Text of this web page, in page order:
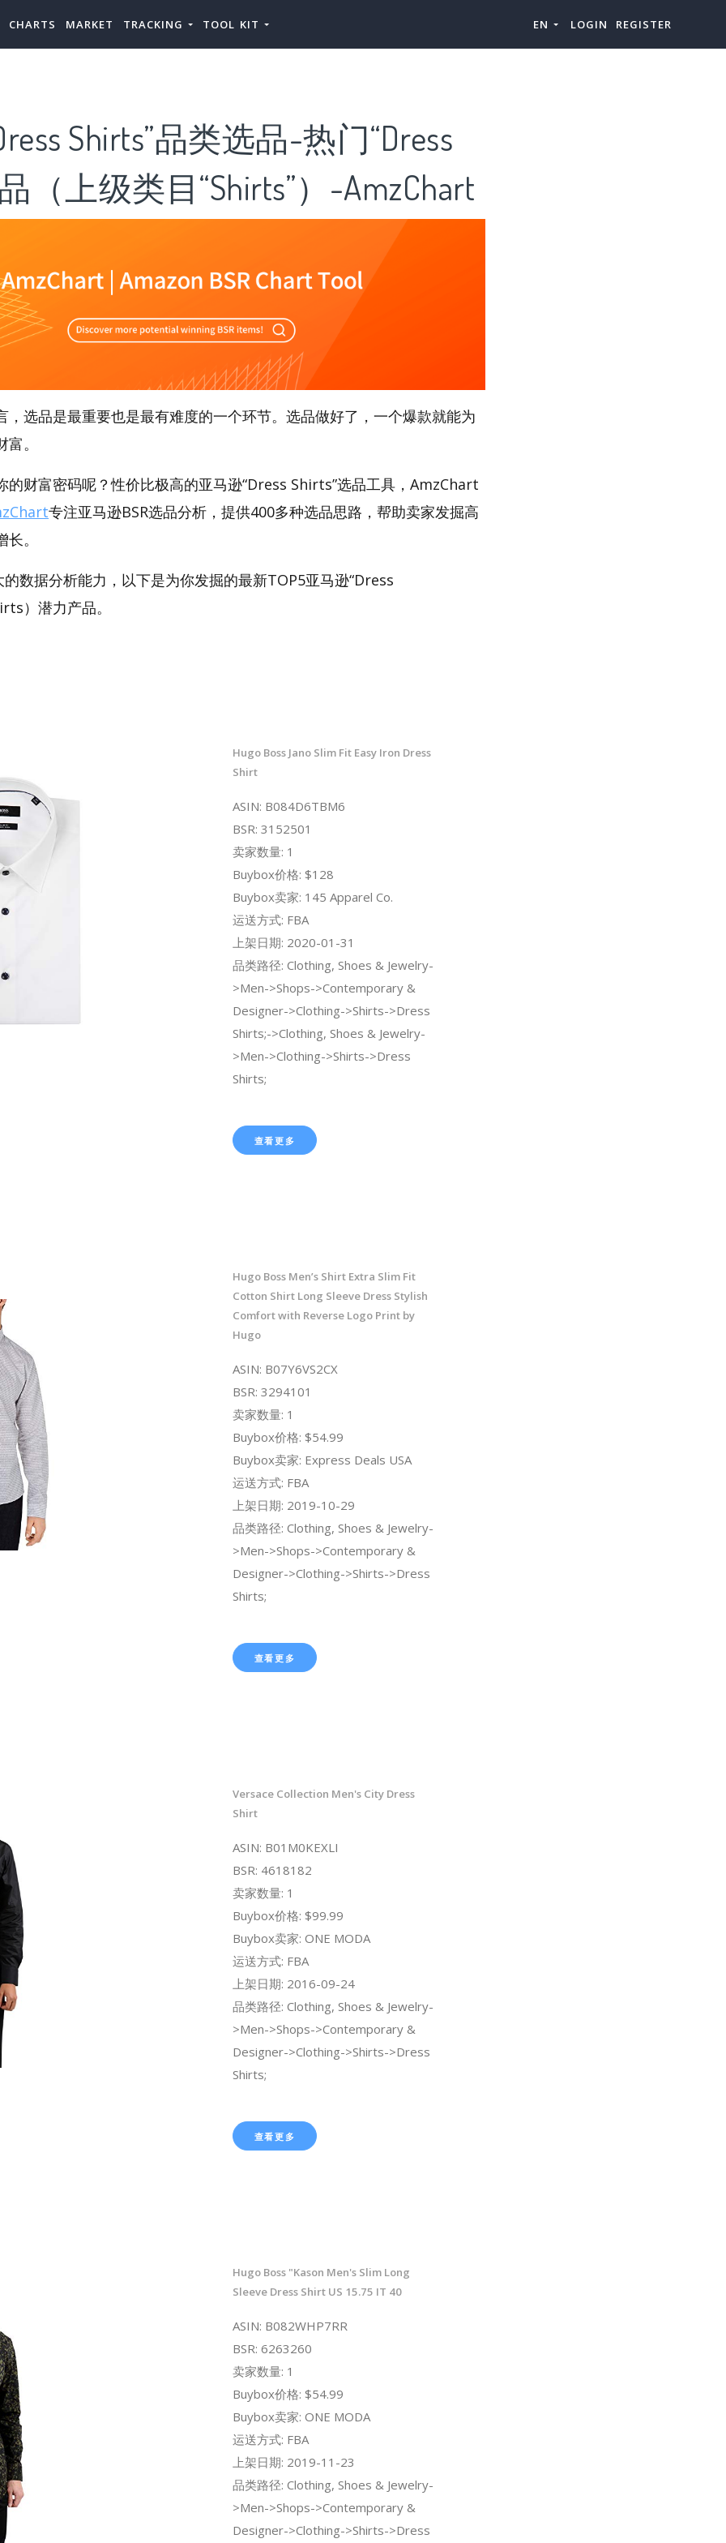
CHARTS MARKET TRACKING TOOL KIT EN LOGIN REGISTER
Shirts”品类选品-热门“Dress
（上级类目“Shirts”）-AmzChart
，选品是最重要也是最有难度的一个环节。选品做好了，一个爆款就能为
。
的财富密码呢？性价比极高的亚马逊“Dress Shirts”选品工具，AmzChart
专注亚马逊BSR选品分析，提供400多种选品思路，帮助卖家发掘高
。
数据分析能力，以下是为你发掘的最新TOP5亚马逊“Dress
）潜力产品。
Hugo Boss Jano Slim Fit Easy Iron Dress
Shirt
ASIN: B084D6TBM6
BSR: 3152501
卖家数量: 1
Buybox价格: $128
Buybox卖家: 145 Apparel Co.
运送方式: FBA
上架日期: 2020-01-31
品类路径: Clothing, Shoes & Jewelry-
>Men->Shops->Contemporary &
Designer->Clothing->Shirts->Dress
Shirts;->Clothing, Shoes & Jewelry-
>Men->Clothing->Shirts->Dress
Shirts;
查看更多
Hugo Boss Men’s Shirt Extra Slim Fit
Cotton Shirt Long Sleeve Dress Stylish
Comfort with Reverse Logo Print by
Hugo
ASIN: B07Y6VS2CX
BSR: 3294101
卖家数量: 1
Buybox价格: $54.99
Buybox卖家: Express Deals USA
运送方式: FBA
上架日期: 2019-10-29
品类路径: Clothing, Shoes & Jewelry-
>Men->Shops->Contemporary &
Designer->Clothing->Shirts->Dress
Shirts;
查看更多
Versace Collection Men's City Dress
Shirt
ASIN: B01M0KEXLI
BSR: 4618182
卖家数量: 1
Buybox价格: $99.99
Buybox卖家: ONE MODA
运送方式: FBA
上架日期: 2016-09-24
品类路径: Clothing, Shoes & Jewelry-
>Men->Shops->Contemporary &
Designer->Clothing->Shirts->Dress
Shirts;
查看更多
Hugo Boss "Kason Men's Slim Long
Sleeve Dress Shirt US 15.75 IT 40
ASIN: B082WHP7RR
BSR: 6263260
卖家数量: 1
Buybox价格: $54.99
Buybox卖家: ONE MODA
运送方式: FBA
上架日期: 2019-11-23
品类路径: Clothing, Shoes & Jewelry-
>Men->Shops->Contemporary &
Designer->Clothing->Shirts->Dress